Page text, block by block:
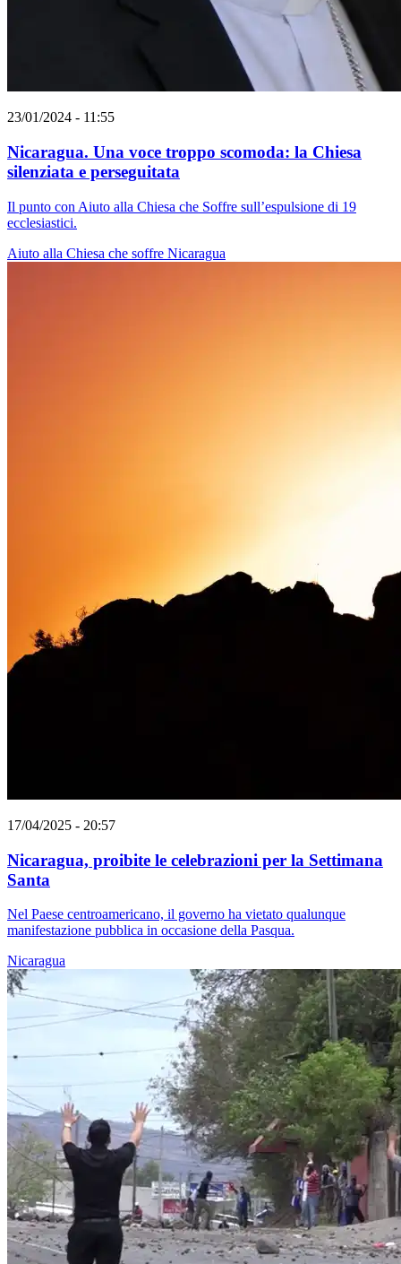
23/01/2024 - 11:55
Nicaragua. Una voce troppo scomoda: la Chiesa
silenziata e perseguitata
Il punto con Aiuto alla Chiesa che Soffre sull’espulsione di 19
ecclesiastici.
Aiuto alla Chiesa che soffre Nicaragua
17/04/2025 - 20:57
Nicaragua, proibite le celebrazioni per la Settimana
Santa
Nel Paese centroamericano, il governo ha vietato qualunque
manifestazione pubblica in occasione della Pasqua.
Nicaragua